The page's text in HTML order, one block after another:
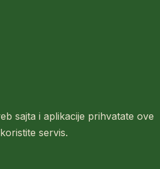
sajta i aplikacije prihvatate ove
servis.